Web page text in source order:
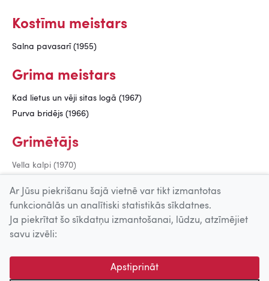
Kostīmu meistars
Salna pavasarī (1955)
Grima meistars
Kad lietus un vēji sitas logā (1967)
Purva bridējs (1966)
Grimētājs
Vella kalpi (1970)
Uz augšu
© 2026 Nacionālais Kino centrs, Kultūras informācijas sistēmu
centrs. Sadarbības partneris: Latvijas Valsts
Ar Jūsu piekrišanu šajā vietnē var tikt izmantotas
funkcionālās un analītiski statistikās sīkdatnes.
Ja piekrītat šo sīkdatņu izmantošanai, lūdzu, atzīmējiet
savu izvēli:
Apstiprināt